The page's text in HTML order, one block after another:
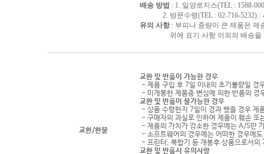
배송 방법 : 1. 일양로지스(TEL : 1588-
2. 방문수령(TEL : 02-716-5232) :
유의 사항: 부피나 중량이 큰 제품은 제
위에 표기 사항 이외의 배송을 원
교환/환불
교환 및 반품이 가능한 경우
- 제품 구입 후 7일 이내의 초기불량일 경
- 미개봉한 제품중 변심에 의한 반품의 경
교환 및 반품이 불가능한 경우
- 상품 수령한지 7일이 경과 했을 경우 제
- 구매자의 과실로 인하여 제품이 훼손 또
- 제품의 가치가 감소한 경우에는 A/S만
- 소프트웨어의 경우에는 어떠한 경우에
- 프린터, 복합기 등 개봉후 상품으로서의
교환 및 반품시 유의사항